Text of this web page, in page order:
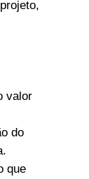
valor
do
que